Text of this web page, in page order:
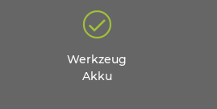
Werkzeug
Akku